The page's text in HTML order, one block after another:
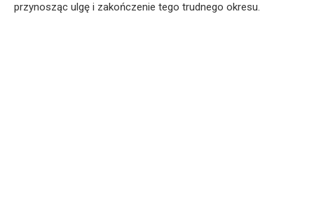
przynosząc ulgę i zakończenie tego trudnego okresu.